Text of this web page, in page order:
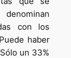
con los
haber
un 33%